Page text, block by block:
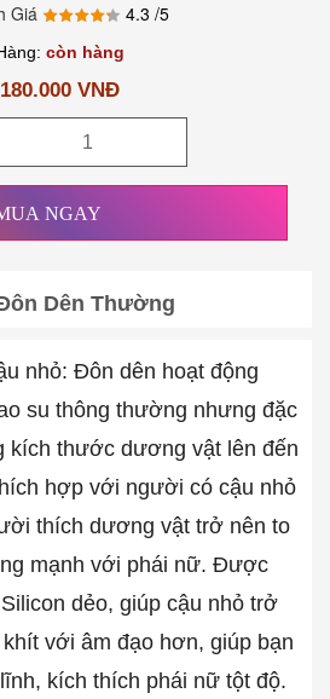
Giá
4.3 /5
còn hàng
180.000 VNĐ
NGAY
Dên Thường
nhỏ: Đôn dên hoạt động
su thông thường nhưng đặc
kích thước dương vật lên đến
hợp với người có cậu nhỏ
thích dương vật trở nên to
mạnh với phái nữ. Được
dẻo, giúp cậu nhỏ trở
với âm đạo hơn, giúp bạn
kích thích phái nữ tột độ.